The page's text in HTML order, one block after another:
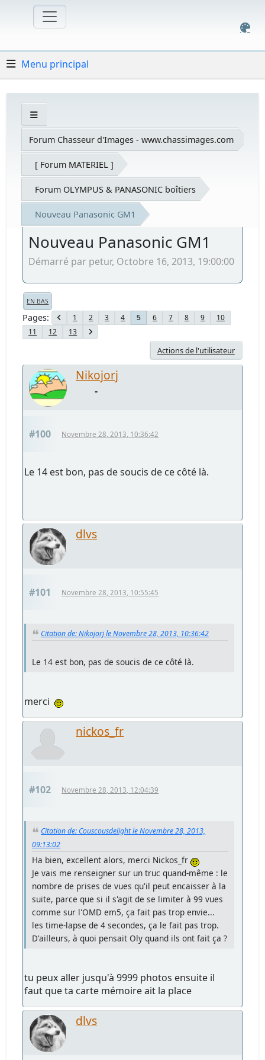
Menu principal
Forum Chasseur d'Images - www.chassimages.com
[ Forum MATERIEL ]
Forum OLYMPUS & PANASONIC boîtiers
Nouveau Panasonic GM1
Nouveau Panasonic GM1
Démarré par petur, Octobre 16, 2013, 19:00:00
EN BAS
Pages 1 2 3 4 5 6 7 8 9
10
11
12 13
Actions de l'utilisateur
Nikojorj
-
#100 Novembre 28, 2013, 10:36:42
Le 14 est bon, pas de soucis de ce côté là.
dlvs
#101 Novembre 28, 2013, 10:55:45
Citation de: Nikojorj le Novembre 28, 2013, 10:36:42
Le 14 est bon, pas de soucis de ce côté là.
merci
nickos_fr
#102 Novembre 28, 2013, 12:04:39
Citation de: Couscousdelight le Novembre 28, 2013,
09:13:02
Ha bien, excellent alors, merci Nickos_fr
Je vais me renseigner sur un truc quand-même : le
nombre de prises de vues qu'il peut encaisser à la
suite, parce que si il s'agit de se limiter à 99 vues
comme sur l'OMD em5, ça fait pas trop envie...
les time-lapse de 4 secondes, ça le fait pas trop.
D'ailleurs, à quoi pensait Oly quand ils ont fait ça ?
tu peux aller jusqu'à 9999 photos ensuite il
faut que ta carte mémoire ait la place
dlvs